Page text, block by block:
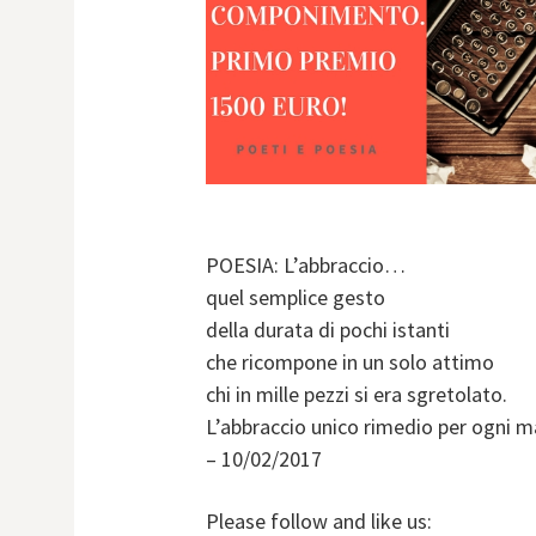
POESIA: L’abbraccio…
quel semplice gesto
della durata di pochi istanti
che ricompone in un solo attimo
chi in mille pezzi si era sgretolato.
L’abbraccio unico rimedio per ogni
– 10/02/2017
Please follow and like us: